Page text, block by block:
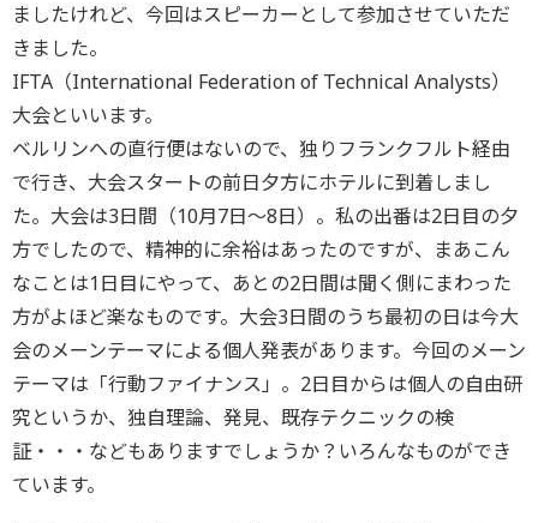
ましたけれど、今回はスピーカーとして参加させていただ
きました。
IFTA（International Federation of Technical Analysts）
大会といいます。
ベルリンへの直行便はないので、独りフランクフルト経由
で行き、大会スタートの前日夕方にホテルに到着しまし
た。大会は3日間（10月7日～8日）。私の出番は2日目の夕
方でしたので、精神的に余裕はあったのですが、まあこん
なことは1日目にやって、あとの2日間は聞く側にまわった
方がよほど楽なものです。大会3日間のうち最初の日は今大
会のメーンテーマによる個人発表があります。今回のメーン
テーマは「行動ファイナンス」。2日目からは個人の自由研
究というか、独自理論、発見、既存テクニックの検
証・・・などもありますでしょうか？いろんなものができ
ています。